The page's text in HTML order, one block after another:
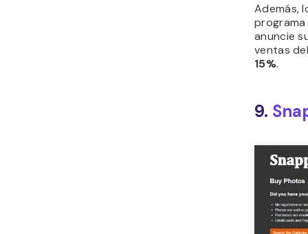
Además,
programa
anuncie
ventas
15%.
9.